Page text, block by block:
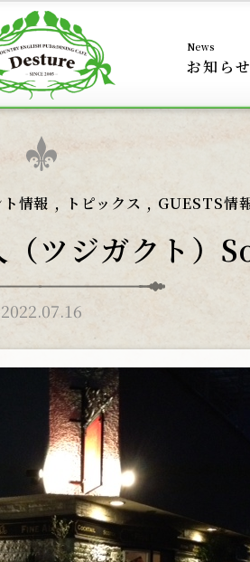
お知らせ
情報 , トピックス , GUESTS情
ツジガクト）
2022.07.16